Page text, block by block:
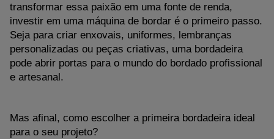
transformar essa paixão em uma fonte de renda,
investir em uma máquina de bordar é o primeiro passo.
Seja para criar enxovais, uniformes, lembranças
personalizadas ou peças criativas, uma bordadeira
pode abrir portas para o mundo do bordado profissional
e artesanal.
Mas afinal, como escolher a primeira bordadeira ideal
para o seu projeto?